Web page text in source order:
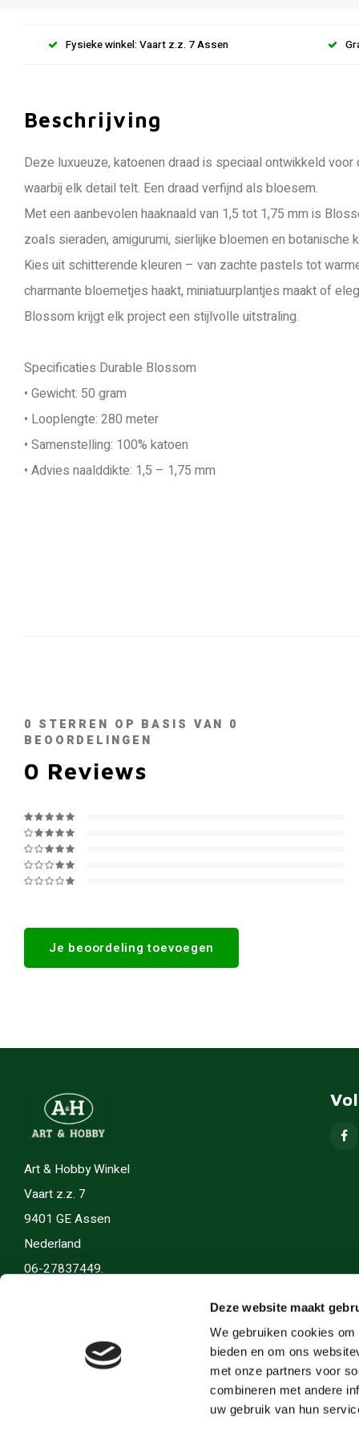
Deze website maakt
We gebruiken cookies
bieden en om ons
met onze partners voor
combineren met andere
uw gebruik van hun
Fysieke winkel: Vaart z.z. 7 Assen
Beschrijving
Deze luxueuze, katoenen draad is speciaal ontwikkeld
waarbij elk detail telt. Een draad verfijnd als bloesem.
Met een aanbevolen haaknaald van 1,5 tot 1,75 mm is
zoals sieraden, amigurumi, sierlijke bloemen en botanische
Kies uit schitterende kleuren – van zachte pastels tot
charmante bloemetjes haakt, miniatuurplantjes maakt of
Blossom krijgt elk project een stijlvolle uitstraling.
Specificaties Durable Blossom
• Gewicht: 50 gram
• Looplengte: 280 meter
• Samenstelling: 100% katoen
• Advies naalddikte: 1,5 – 1,75 mm
0 STERREN OP BASIS VAN 0
BEOORDELINGEN
0 Reviews
Je beoordeling toevoegen
Art & Hobby Winkel
Vaart z.z. 7
9401 GE Assen
Nederland
06-27837449.